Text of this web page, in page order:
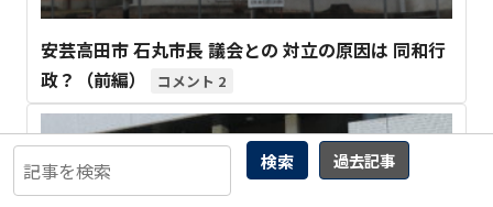
検索 過去記事
安芸高田市 石丸市長 議会との 対立の原因は 同和行
政？（前編）
2